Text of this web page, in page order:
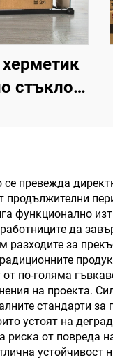
стъкло,
превежда
продължителни
функционално
да
за
по-голяма
на проекта.
стандарти за
устоят на
риска от повреда
устойчивост